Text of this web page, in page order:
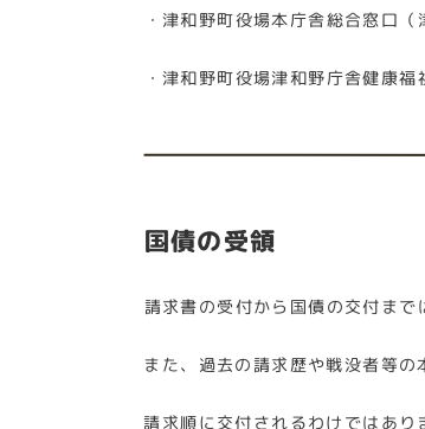
・津和野町役場本庁舎総合窓
・津和野町役場津和野庁舎健
国債の受領
請求書の受付から国債の交付まで
また、過去の請求歴や戦没者等の
請求順に交付されるわけではあり